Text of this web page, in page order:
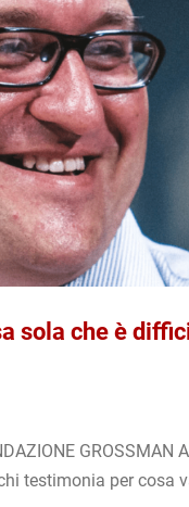
sola che è
GROSSMAN
testimonia per cosa